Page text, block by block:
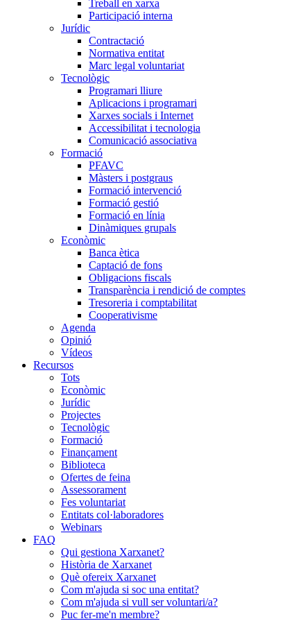
Treball en xarxa
Participació interna
Jurídic
Contractació
Normativa entitat
Marc legal voluntariat
Tecnològic
Programari lliure
Aplicacions i programari
Xarxes socials i Internet
Accessibilitat i tecnologia
Comunicació associativa
Formació
PFAVC
Màsters i postgraus
Formació intervenció
Formació gestió
Formació en línia
Dinàmiques grupals
Econòmic
Banca ètica
Captació de fons
Obligacions fiscals
Transparència i rendició de comptes
Tresoreria i comptabilitat
Cooperativisme
Agenda
Opinió
Vídeos
Recursos
Tots
Econòmic
Jurídic
Projectes
Tecnològic
Formació
Finançament
Biblioteca
Ofertes de feina
Assessorament
Fes voluntariat
Entitats col·laboradores
Webinars
FAQ
Qui gestiona Xarxanet?
Història de Xarxanet
Què ofereix Xarxanet
Com m'ajuda si soc una entitat?
Com m'ajuda si vull ser voluntari/a?
Puc fer-me'n membre?